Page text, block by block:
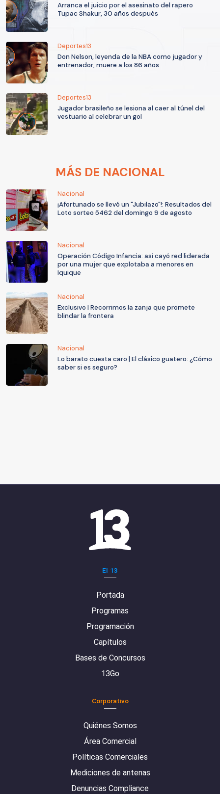
Arranca el juicio por el asesinato del rapero
Tupac Shakur, 30 años después
Deportes13
Don Nelson, leyenda de la NBA como jugador y
entrenador, muere a los 86 años
Deportes13
Jugador brasileño se lesiona al caer al túnel del
vestuario al celebrar un gol
MÁS DE NACIONAL
Nacional
¡Afortunado se llevó un "Jubilazo"!: Resultados del
Loto sorteo 5462 del domingo 9 de agosto
Nacional
Operación Código Infancia: así cayó red liderada
por una mujer que explotaba a menores en
Iquique
Nacional
Exclusivo | Recorrimos la zanja que promete
blindar la frontera
Nacional
Lo barato cuesta caro | El clásico guatero: ¿Cómo
saber si es seguro?
El 13
Portada
Programas
Programación
Capítulos
Bases de Concursos
13Go
Corporativo
Quiénes Somos
Área Comercial
Políticas Comerciales
Mediciones de antenas
Denuncias Compliance